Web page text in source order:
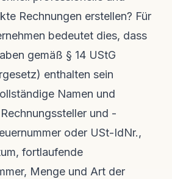
Rechnungen erstellen? Für
bedeutet dies, dass
gemäß § 14 UStG
enthalten sein
Namen und
und -
oder USt-IdNr.,
fortlaufende
Menge und Art der